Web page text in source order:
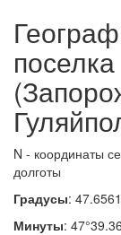
N - координаты
долготы
Градусы:
Минуты: